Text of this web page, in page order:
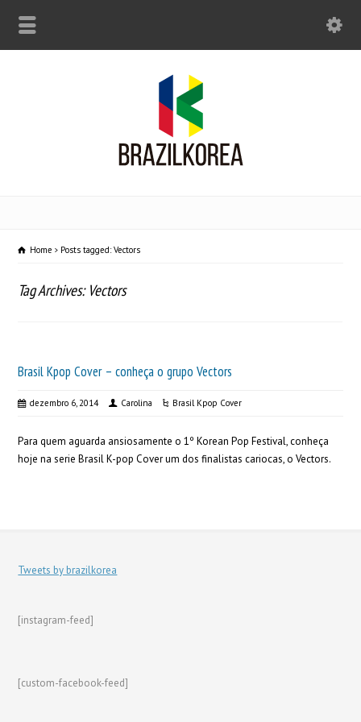
Home Posts tagged: Vectors
Tag Archives: Vectors
Brasil Kpop Cover – conheça o grupo Vectors
dezembro 6, 2014 Carolina Brasil Kpop Cover
Para quem aguarda ansiosamente o 1º Korean Pop Festival, conheça
hoje na serie Brasil K-pop Cover um dos finalistas cariocas, o Vectors.
Tweets by brazilkorea
[instagram-feed]
[custom-facebook-feed]